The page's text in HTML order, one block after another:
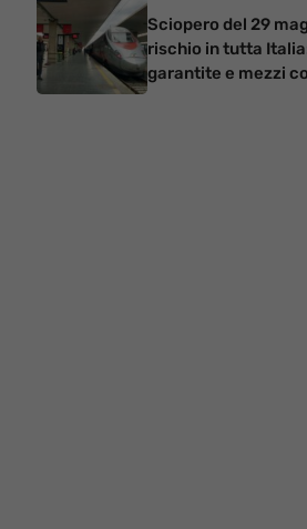
Sciopero del 29
rischio in tutta
garantite e mezzi